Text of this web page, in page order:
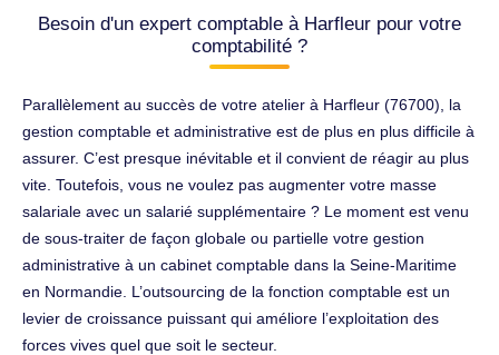
Besoin d'un expert comptable à Harfleur pour votre
comptabilité ?
Parallèlement au succès de votre atelier à Harfleur (76700), la
gestion comptable et administrative est de plus en plus difficile à
assurer. C’est presque inévitable et il convient de réagir au plus
vite. Toutefois, vous ne voulez pas augmenter votre masse
salariale avec un salarié supplémentaire ? Le moment est venu
de sous-traiter de façon globale ou partielle votre gestion
administrative à un cabinet comptable dans la Seine-Maritime
en Normandie. L’outsourcing de la fonction comptable est un
levier de croissance puissant qui améliore l’exploitation des
forces vives quel que soit le secteur.